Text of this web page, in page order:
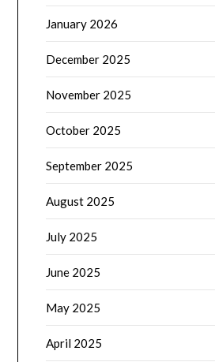
January 2026
December 2025
November 2025
October 2025
September 2025
August 2025
July 2025
June 2025
May 2025
April 2025